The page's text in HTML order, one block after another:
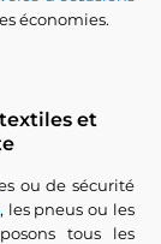
économies.
et
ou de sécurité
, les pneus ou les
tous les